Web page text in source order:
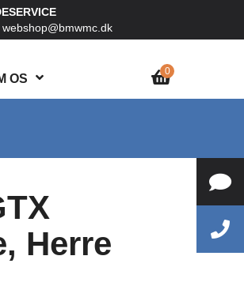
OS
0
webshop@bmwmc.dk
Herre